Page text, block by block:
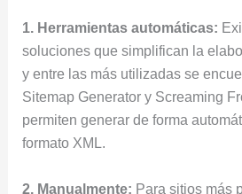
1. Herramientas automáticas:
soluciones que simplifican la
y entre las más utilizadas se
Sitemap Generator y Screaming
permiten generar de forma
formato XML.
2. Manualmente: Para sitios más